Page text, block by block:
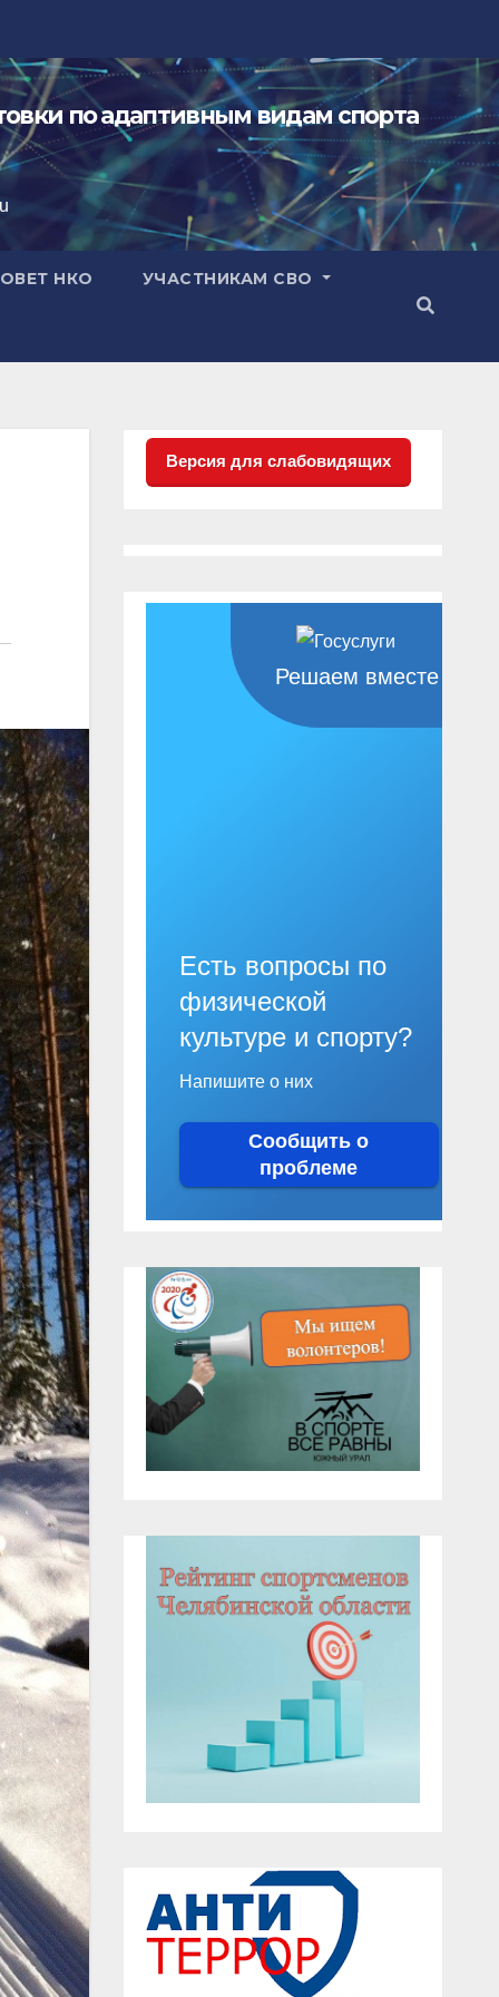
по адаптивным видам спорта
НКО УЧАСТНИКАМ СВО
Версия для слабовидящих
Решаем вместе
Есть вопросы по
физической
культуре и спорту?
Напишите о них
Сообщить о
проблеме